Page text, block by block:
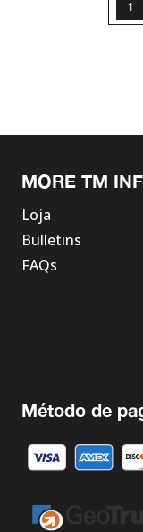
1
MORE TM
Loja
Bulletins
FAQs
Método de